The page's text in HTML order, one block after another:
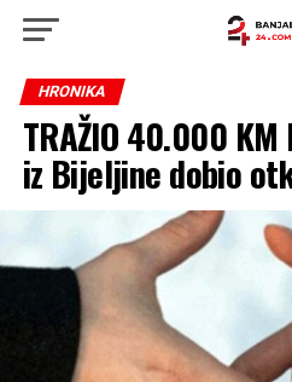
HRONIKA
TRAŽIO 40.000
iz Bijeljine dobio